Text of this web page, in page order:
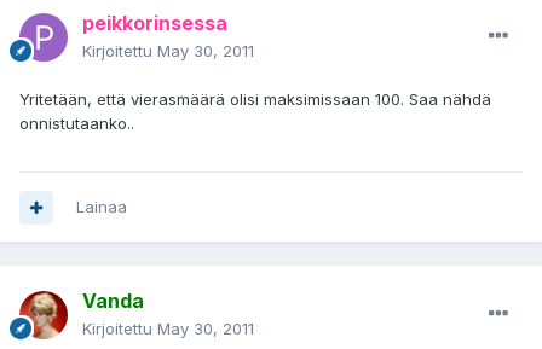
peikkorinsessa
Kirjoitettu May 30, 2011
Yritetään, että vierasmäärä olisi maksimissaan 100. Saa nähdä
onnistutaanko..
Lainaa
Vanda
Kirjoitettu May 30, 2011